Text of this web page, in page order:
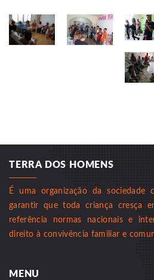
TERRA DOS HOMENS
É uma organização da
garantir que toda criança cresça
referência normas nacionais e
direito à convivência familiar e
MENU